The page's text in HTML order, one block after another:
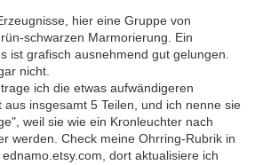
hier eine Gruppe von
schwarzen Marmorierung. Ein
ist grafisch ausnehmend gut gelungen.
nicht.
ich die etwas aufwändigeren
insgesamt 5 Teilen, und ich nenne sie
weil sie wie ein Kronleuchter nach
werden. Check meine Ohrring-Rubrik in
dort aktualisiere ich